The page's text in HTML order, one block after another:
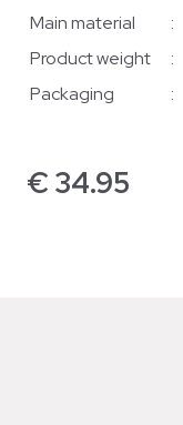
Main material
:
Product weight
:
Packaging
:
€ 34.95